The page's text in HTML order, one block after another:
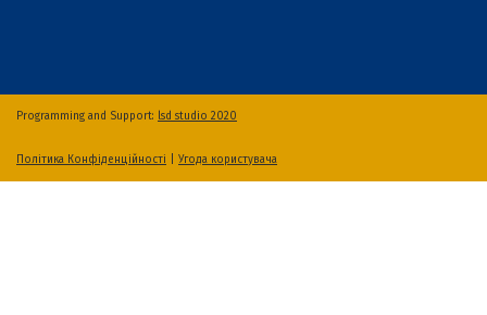
Programming and Support: lsd studio 2020
Політика Конфіденційності Угода користувача